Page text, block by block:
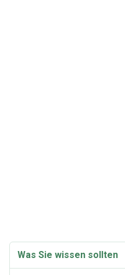
Was Sie wissen sollten